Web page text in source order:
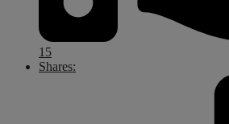
15
Shares: